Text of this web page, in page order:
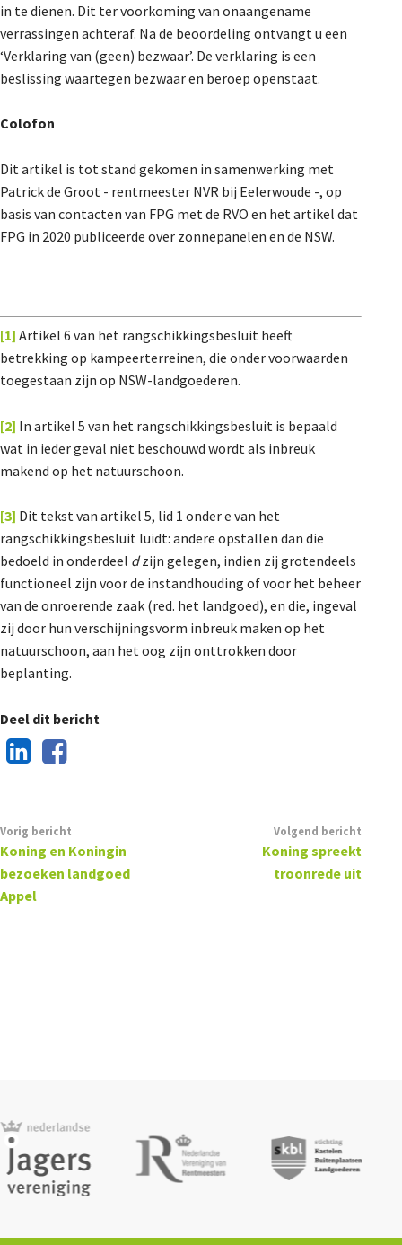
in te dienen. Dit ter voorkoming van onaangename
verrassingen achteraf. Na de beoordeling ontvangt u een
‘Verklaring van (geen) bezwaar’. De verklaring is een
beslissing waartegen bezwaar en beroep openstaat.
Colofon
Dit artikel is tot stand gekomen in samenwerking met
Patrick de Groot - rentmeester NVR bij Eelerwoude -, op
basis van contacten van FPG met de RVO en het artikel dat
FPG in 2020 publiceerde over zonnepanelen en de NSW.
[1] Artikel 6 van het rangschikkingsbesluit heeft
betrekking op kampeerterreinen, die onder voorwaarden
toegestaan zijn op NSW-landgoederen.
[2] In artikel 5 van het rangschikkingsbesluit is bepaald
wat in ieder geval niet beschouwd wordt als inbreuk
makend op het natuurschoon.
[3] Dit tekst van artikel 5, lid 1 onder e van het
rangschikkingsbesluit luidt: andere opstallen dan die
bedoeld in onderdeel dzijn gelegen, indien zij grotendeels
functioneel zijn voor de instandhouding of voor het beheer
van de onroerende zaak (red. het landgoed), en die, ingeval
zij door hun verschijningsvorm inbreuk maken op het
natuurschoon, aan het oog zijn onttrokken door
beplanting.
Deel dit bericht
Vorig bericht
Koning en Koningin
bezoeken landgoed
Appel
Volgend bericht
Koning spreekt
troonrede uit